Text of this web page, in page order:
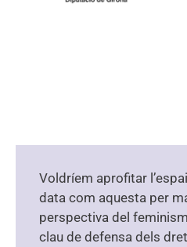
Voldríem aprofitar
data com aquesta per
perspectiva del
clau de defensa dels